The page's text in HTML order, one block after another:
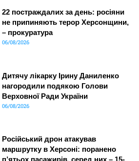
22 постраждалих за день: росіяни
не припиняють терор Херсонщини,
– прокуратура
06/08/2026
Дитячу лікарку Ірину Даниленко
нагородили подякою Голови
Верховної Ради України
06/08/2026
Російський дрон атакував
маршрутку в Херсоні: поранено